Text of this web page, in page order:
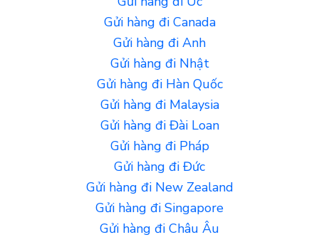
Gửi hàng đi Canada
Gửi hàng đi Anh
Gửi hàng đi Nhật
Gửi hàng đi Hàn Quốc
Gửi hàng đi Malaysia
Gửi hàng đi Đài Loan
Gửi hàng đi Pháp
Gửi hàng đi Đức
Gửi hàng đi New Zealand
Gửi hàng đi Singapore
Gửi hàng đi Châu Âu